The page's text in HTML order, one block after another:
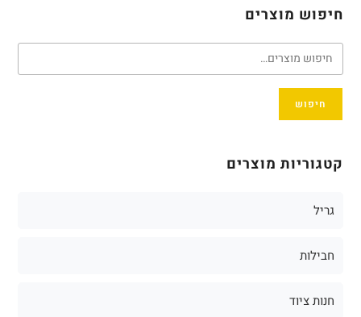
חיפוש מוצרים
חיפוש
קטגוריות מוצרים
גריל
חבילות
חנות ציוד